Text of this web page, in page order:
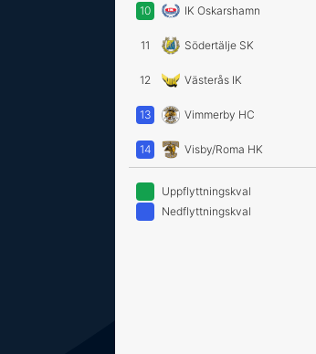
10 IK Oskarshamn
11 Södertälje SK
12 Västerås IK
13 Vimmerby HC
14 Visby/Roma HK
Uppflyttningskval
Nedflyttningskval